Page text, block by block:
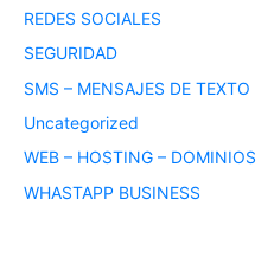
REDES SOCIALES
SEGURIDAD
SMS – MENSAJES DE TEXTO
Uncategorized
WEB – HOSTING – DOMINIOS
WHASTAPP BUSINESS